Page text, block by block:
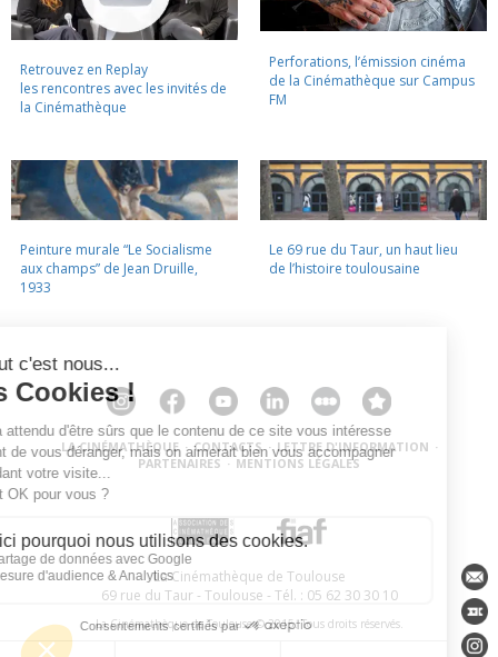
Retrouvez en Replay
les rencontres avec les invités de
la Cinémathèque
Perforations, l’émission cinéma
de la Cinémathèque sur Campus
FM
Peinture murale “Le Socialisme
aux champs” de Jean Druille,
1933
Le 69 rue du Taur, un haut lieu
de l’histoire toulousaine
LA CINÉMATHÈQUE · CONTACTS · LETTRE D'INFORMATION ·
PARTENAIRES · MENTIONS LÉGALES
La Cinémathèque de Toulouse
69 rue du Taur - Toulouse - Tél. : 05 62 30 30 10
La Cinémathèque de Toulouse © 2015. Tous droits réservés.